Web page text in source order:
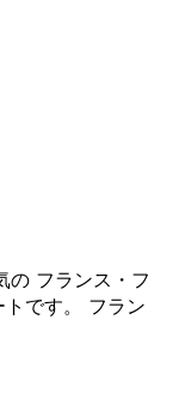
の フランス・フ
です。 フラン